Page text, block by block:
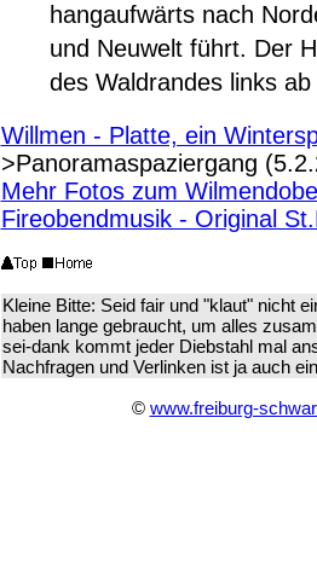
hangaufwärts nach
und Neuwelt führt. Der
des Waldrandes links
Willmen - Platte, ein
>Panoramaspaziergang
Mehr Fotos zum
Fireobendmusik - Original
Kleine Bitte: Seid fair und "klaut" nicht
haben lange gebraucht, um alles
sei-dank kommt jeder Diebstahl mal
Nachfragen und Verlinken ist ja auch
© www.freiburg-